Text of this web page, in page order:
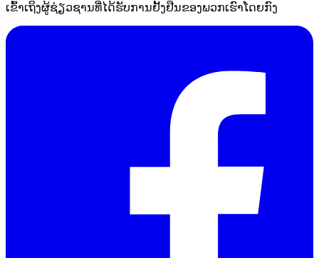
ເຂົ້າເຖິງຜູ້ຊ່ຽວຊານທີ່ໄດ້ຮັບການຢັ້ງຢືນຂອງພວກເຮົາໂດຍກົງ